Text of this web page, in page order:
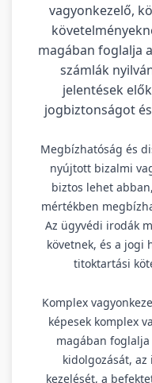
vagyonkezelő,
magában foglalja
számlák
jelentések
jogbiztonságot
Megbízhatóság és
nyújtott bizalmi
biztos lehet
mértékben
Az ügyvédi irodák
követnek, és a jogi
titoktartási
Komplex
képesek komplex
magában
kidolgozását,
kezelését, a